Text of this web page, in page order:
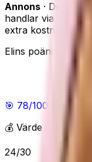
Annons · Den här
handlar via våra
extra kostnad för
Elins poäng
Elins poäng
🎯 78/100
💰 Värde för
24/30